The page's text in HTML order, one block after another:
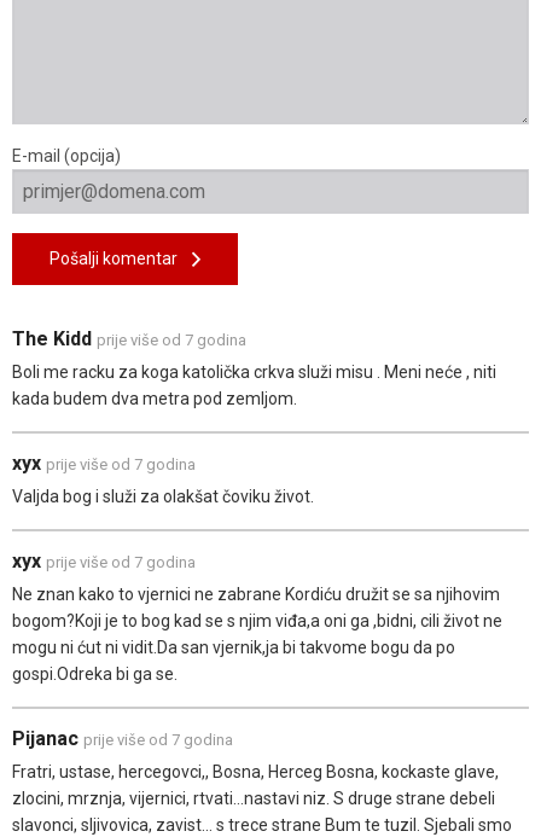
E-mail (opcija)
Pošalji komentar
The Kidd prije više od 7 godina
Boli me racku za koga katolička crkva služi misu . Meni neće , niti
kada budem dva metra pod zemljom.
xyx prije više od 7 godina
Valjda bog i služi za olakšat čoviku život.
xyx prije više od 7 godina
Ne znan kako to vjernici ne zabrane Kordiću družit se sa njihovim
bogom?Koji je to bog kad se s njim viđa,a oni ga ,bidni, cili život ne
mogu ni ćut ni vidit.Da san vjernik,ja bi takvome bogu da po
gospi.Odreka bi ga se.
Pijanac prije više od 7 godina
Fratri, ustase, hercegovci,, Bosna, Herceg Bosna, kockaste glave,
zlocini, mrznja, vijernici, rtvati...nastavi niz. S druge strane debeli
slavonci, sljivovica, zavist... s trece strane Bum te tuzil. Sjebali smo